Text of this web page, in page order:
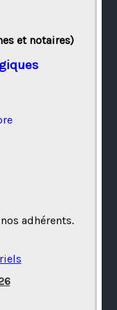
et notaires)
adhérents.